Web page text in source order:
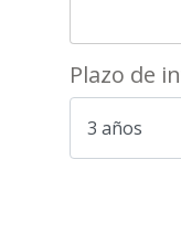
Plazo de